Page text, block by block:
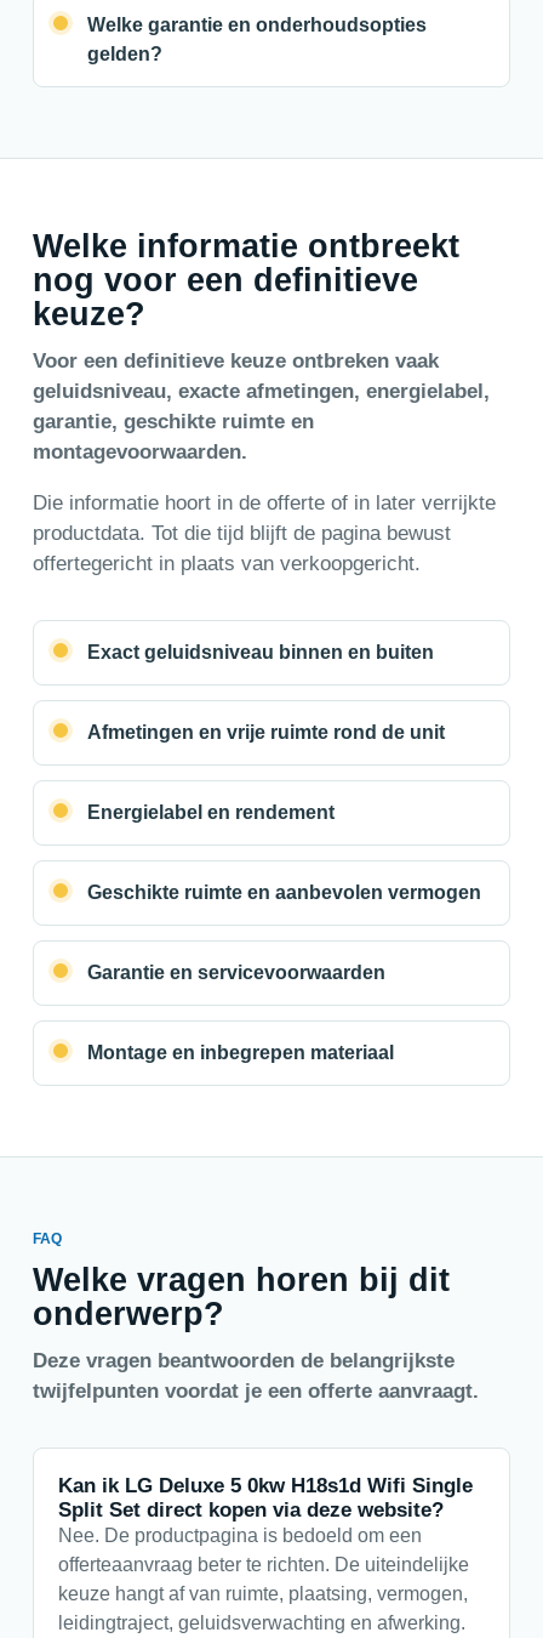
Welke garantie en onderhoudsopties
gelden?
Welke informatie ontbreekt
nog voor een definitieve
keuze?
Voor een definitieve keuze ontbreken vaak
geluidsniveau, exacte afmetingen, energielabel,
garantie, geschikte ruimte en
montagevoorwaarden.
Die informatie hoort in de offerte of in later verrijkte
productdata. Tot die tijd blijft de pagina bewust
offertegericht in plaats van verkoopgericht.
Exact geluidsniveau binnen en buiten
Afmetingen en vrije ruimte rond de unit
Energielabel en rendement
Geschikte ruimte en aanbevolen vermogen
Garantie en servicevoorwaarden
Montage en inbegrepen materiaal
FAQ
Welke vragen horen bij dit
onderwerp?
Deze vragen beantwoorden de belangrijkste
twijfelpunten voordat je een offerte aanvraagt.
Kan ik LG Deluxe 5 0kw H18s1d Wifi Single
Split Set direct kopen via deze website?
Nee. De productpagina is bedoeld om een
offerteaanvraag beter te richten. De uiteindelijke
keuze hangt af van ruimte, plaatsing, vermogen,
leidingtraject, geluidsverwachting en afwerking.